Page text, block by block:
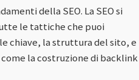
della SEO. La SEO si
le tattiche che puoi
chiave, la struttura del sito, e
la costruzione di backlink